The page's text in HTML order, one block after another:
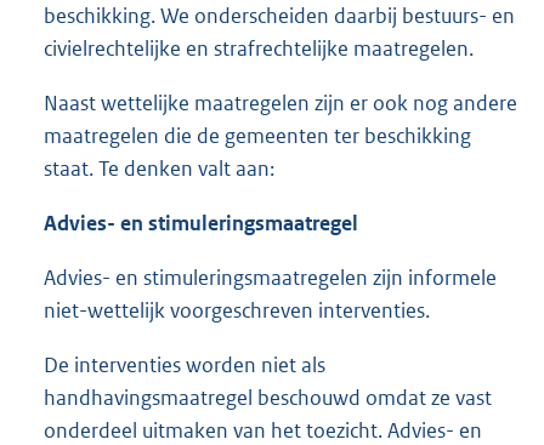
beschikking. We onderscheiden daarbij bestuurs- en
civielrechtelijke en strafrechtelijke maatregelen.
Naast wettelijke maatregelen zijn er ook nog andere
maatregelen die de gemeenten ter beschikking
staat. Te denken valt aan:
Advies- en stimuleringsmaatregel
Advies- en stimuleringsmaatregelen zijn informele
niet-wettelijk voorgeschreven interventies.
De interventies worden niet als
handhavingsmaatregel beschouwd omdat ze vast
onderdeel uitmaken van het toezicht. Advies- en